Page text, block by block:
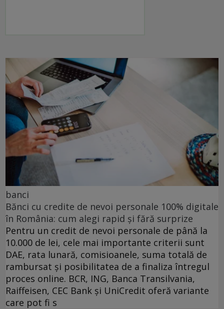
banci
Bănci cu credite de nevoi personale 100% digitale
în România: cum alegi rapid și fără surprize
Pentru un credit de nevoi personale de până la
10.000 de lei, cele mai importante criterii sunt
DAE, rata lunară, comisioanele, suma totală de
rambursat și posibilitatea de a finaliza întregul
proces online. BCR, ING, Banca Transilvania,
Raiffeisen, CEC Bank și UniCredit oferă variante
care pot fi s